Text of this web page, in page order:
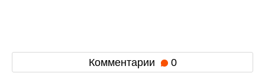
Комментарии 0